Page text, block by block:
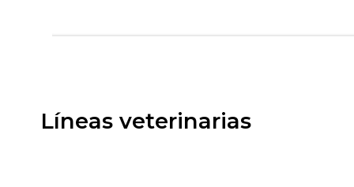
Líneas veterinarias